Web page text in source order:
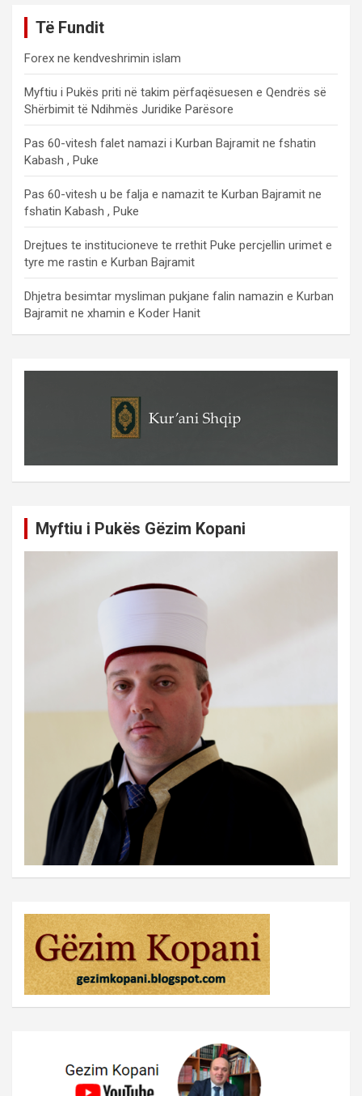
Të Fundit
Forex ne kendveshrimin islam
Myftiu i Pukës priti në takim përfaqësuesen e Qendrës së
Shërbimit të Ndihmës Juridike Parësore
Pas 60-vitesh falet namazi i Kurban Bajramit ne fshatin
Kabash , Puke
Pas 60-vitesh u be falja e namazit te Kurban Bajramit ne
fshatin Kabash , Puke
Drejtues te institucioneve te rrethit Puke percjellin urimet e
tyre me rastin e Kurban Bajramit
Dhjetra besimtar mysliman pukjane falin namazin e Kurban
Bajramit ne xhamin e Koder Hanit
Myftiu i Pukës Gëzim Kopani